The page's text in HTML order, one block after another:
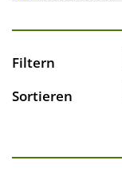
Filtern
Sortieren